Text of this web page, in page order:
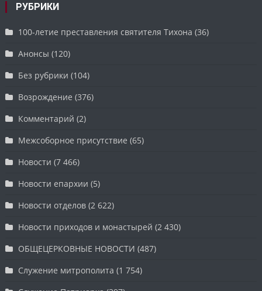
РУБРИКИ
100-летие преставления святителя Тихона (36)
Анонсы (120)
Без рубрики (104)
Возрождение (376)
Комментарий (2)
Межсоборное присутствие (65)
Новости (7 466)
Новости епархии (5)
Новости отделов (2 622)
Новости приходов и монастырей (2 430)
ОБЩЕЦЕРКОВНЫЕ НОВОСТИ (487)
Служение митрополита (1 754)